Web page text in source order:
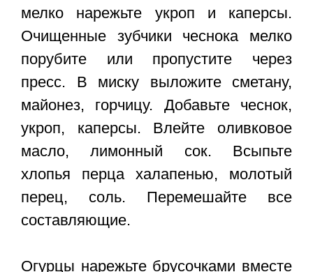
мелко нарежьте укроп и каперсы.
Очищенные зубчики чеснока мелко
порубите или пропустите через
пресс. В миску выложите сметану,
майонез, горчицу. Добавьте чеснок,
укроп, каперсы. Влейте оливковое
масло, лимонный сок. Всыпьте
хлопья перца халапенью, молотый
перец, соль. Перемешайте все
составляющие.
Огурцы нарежьте брусочками вместе